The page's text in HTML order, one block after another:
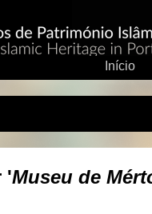
Início
'Museu de